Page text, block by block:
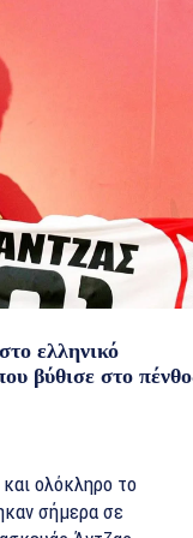
ελληνικό
βύθισε στο
ολόκληρο το
σήμερα σε